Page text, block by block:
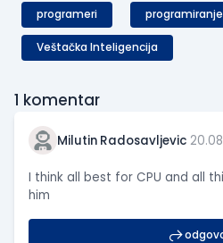
programeri programiranje
Veštačka Inteligencija
1 komentar
Milutin Radosavljevic
I think all best for CPU and all
him